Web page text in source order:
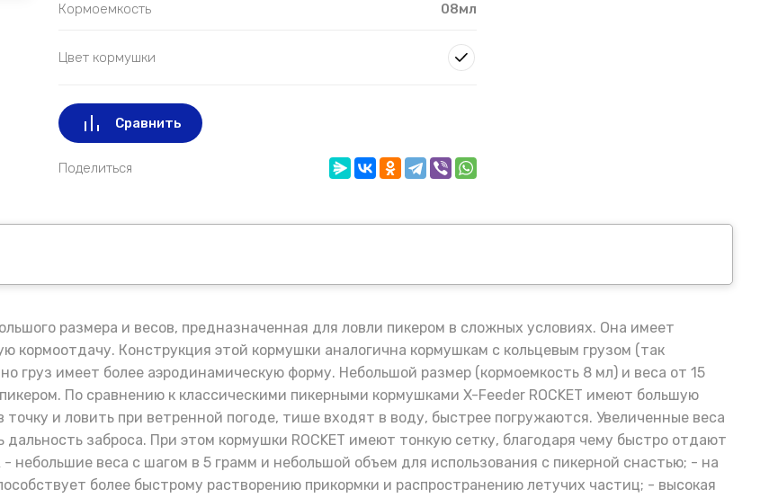
Кормоемкость 08мл
Цвет кормушки
Сравнить
Поделиться
размера и весов, предназначенная для ловли пикером в сложных условиях. Она имеет
кормоотдачу. Конструкция этой кормушки аналогична кормушкам с кольцевым грузом (так
груз имеет более аэродинамическую форму. Небольшой размер (кормоемкость 8 мл) и веса от 15
По сравнению к классическими пикерными кормушками X-Feeder ROCKET имеют большую
и ловить при ветренной погоде, тише входят в воду, быстрее погружаются. Увеличенные веса
заброса. При этом кормушки ROCKET имеют тонкую сетку, благодаря чему быстро отдают
веса с шагом в 5 грамм и небольшой объем для использования с пикерной снастью; - на
более быстрому растворению прикормки и распространению летучих частиц; - высокая